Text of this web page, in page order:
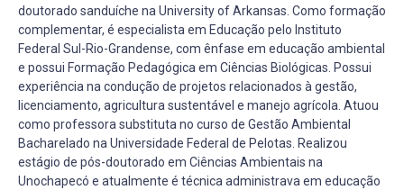
doutorado sanduíche na University of Arkansas. Como formação
complementar, é especialista em Educação pelo Instituto
Federal Sul-Rio-Grandense, com ênfase em educação ambiental
e possui Formação Pedagógica em Ciências Biológicas. Possui
experiência na condução de projetos relacionados à gestão,
licenciamento, agricultura sustentável e manejo agrícola. Atuou
como professora substituta no curso de Gestão Ambiental
Bacharelado na Universidade Federal de Pelotas. Realizou
estágio de pós-doutorado em Ciências Ambientais na
Unochapecó e atualmente é técnica administrava em educação